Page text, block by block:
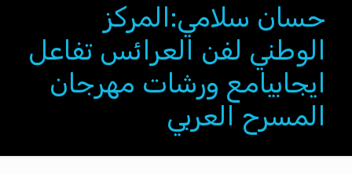
حسان سلامي:المركز
الوطني لفن العرائس تفاعل
ايجابيامع ورشات مهرجان
المسرح العربي